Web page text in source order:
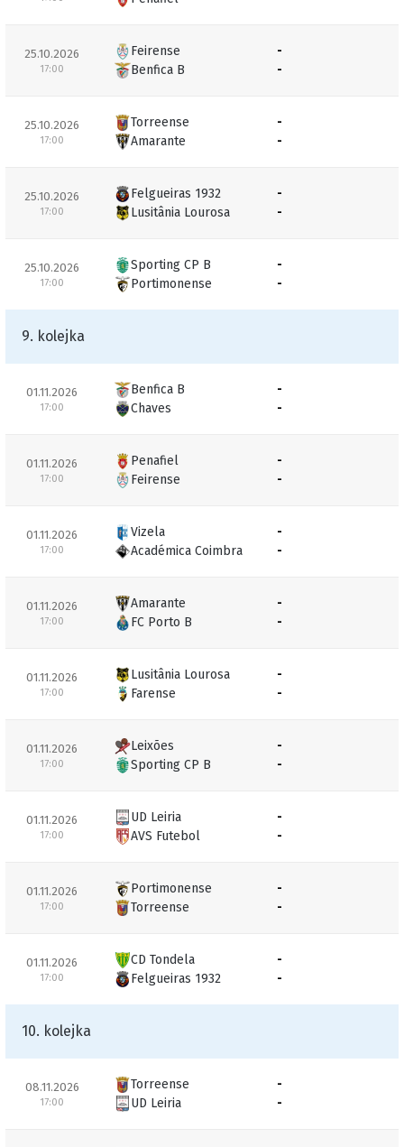
25.10.2026
17:00
Feirense
Benfica B
-
-
25.10.2026
17:00
Torreense
Amarante
-
-
25.10.2026
17:00
Felgueiras 1932
Lusitânia Lourosa
-
-
25.10.2026
17:00
Sporting CP B
Portimonense
-
-
9. kolejka
01.11.2026
17:00
Benfica B
Chaves
-
-
01.11.2026
17:00
Penafiel
Feirense
-
-
01.11.2026
17:00
Vizela
Académica Coimbra
-
-
01.11.2026
17:00
Amarante
FC Porto B
-
-
01.11.2026
17:00
Lusitânia Lourosa
Farense
-
-
01.11.2026
17:00
Leixões
Sporting CP B
-
-
01.11.2026
17:00
UD Leiria
AVS Futebol
-
-
01.11.2026
17:00
Portimonense
Torreense
-
-
01.11.2026
17:00
CD Tondela
Felgueiras 1932
-
-
10. kolejka
08.11.2026
17:00
Torreense
UD Leiria
-
-